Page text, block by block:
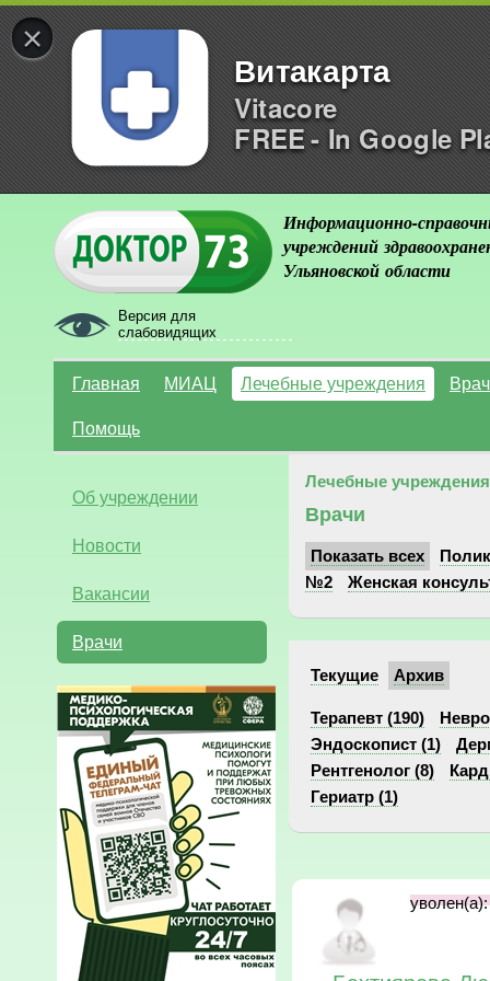
×
Витакарта
Vitacore
FREE - In Google
Версия для
слабовидящих
Информационно-
учреждений
Ульяновской области
Главная МИАЦ Лечебные учреждения
Помощь
Об учреждении
Новости
Вакансии
Врачи
Лечебные учреждения
Врачи
Показать всех
№2
Женская
Текущие Архив
Терапевт (190)
Эндоскопист (1)
Рентгенолог (8)
Гериатр (1)
уволен(а):